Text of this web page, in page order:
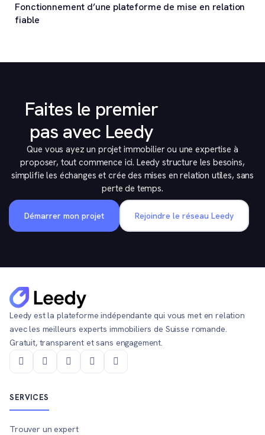
Fonctionnement d’une plateforme de mise en relation
fiable
Faites le premier
pas avec Leedy
Que vous ayez un projet immobilier ou une expertise à
proposer, tout commence ici. Leedy structure les besoins,
simplifie les échanges et crée des mises en relation utiles, sans
perte de temps.
Démarrer mon projet Rejoindre le réseau Leedy
Leedy est la plateforme indépendante qui vous met en relation
avec les meilleurs experts immobiliers de Suisse romande.
Gratuit, transparent et sans engagement.
SERVICES
Trouver un expert